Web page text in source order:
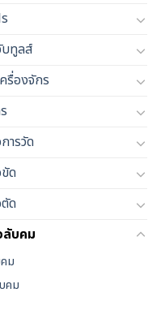
ทูลส์
รื่องจักร
ารวัด
ด
ด
ลับคม
ม
คม